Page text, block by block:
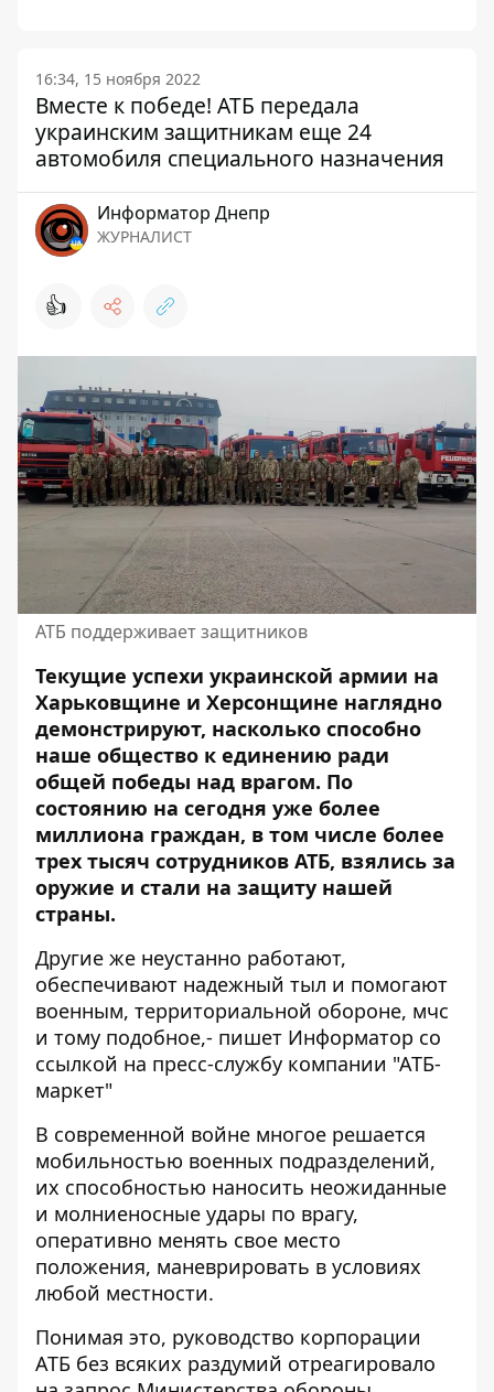
16:34, 15 ноября 2022
Вместе к победе! АТБ передала
украинским защитникам еще 24
автомобиля специального назначения
Информатор Днепр
ЖУРНАЛИСТ
👍
АТБ поддерживает защитников
Текущие успехи украинской армии на
Харьковщине и Херсонщине наглядно
демонстрируют, насколько способно
наше общество к единению ради
общей победы над врагом. По
состоянию на сегодня уже более
миллиона граждан, в том числе более
трех тысяч сотрудников АТБ, взялись за
оружие и стали на защиту нашей
страны.
Другие же неустанно работают,
обеспечивают надежный тыл и помогают
военным, территориальной обороне, мчс
и тому подобное,- пишет Информатор со
ссылкой на пресс-службу компании "АТБ-
маркет"
В современной войне многое решается
мобильностью военных подразделений,
их способностью наносить неожиданные
и молниеносные удары по врагу,
оперативно менять свое место
положения, маневрировать в условиях
любой местности.
Понимая это, руководство корпорации
АТБ без всяких раздумий отреагировало